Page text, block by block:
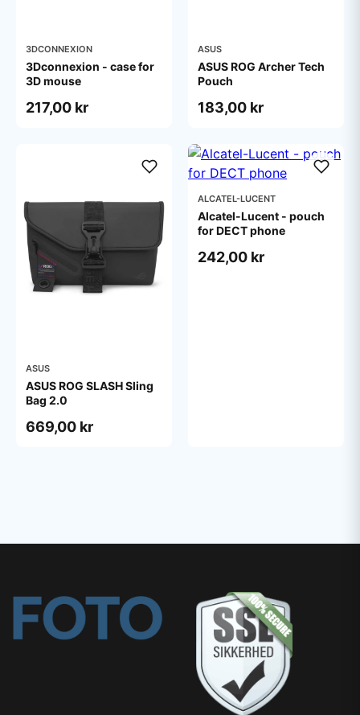
3DCONNEXION
3Dconnexion - case for
3D mouse
217,00 kr
ASUS
ASUS ROG Archer Tech
Pouch
183,00 kr
ASUS
ASUS ROG SLASH Sling
Bag 2.0
669,00 kr
ALCATEL-LUCENT
Alcatel-Lucent - pouch
for DECT phone
242,00 kr